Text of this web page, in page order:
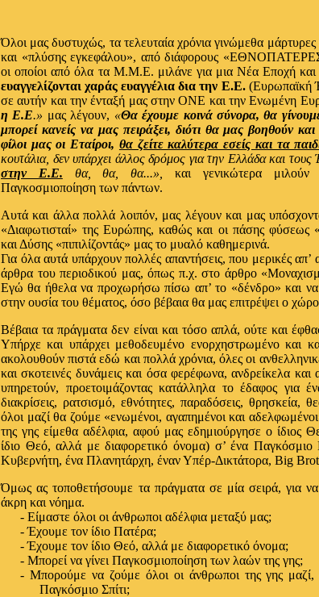
Όλοι μας δυστυχώς, τα τελευταία χρόνια γινώμεθα
και «πλύσης εγκεφάλου», από διάφορους
οι οποίοι από όλα τα Μ.Μ.Ε. μιλάνε για μια Νέα Εποχή
ευαγγελίζονται χαράς ευαγγέλια δια την Ε.Ε.(Ευρωπαϊκή
σε αυτήν και την ένταξή μας στην ΟΝΕ και την Ενωμένη
η Ε.Ε.» μας λέγουν, «Θα έχουμε κοινά σύνορα, θα
μπορεί κανείς να μας πειράξει, διότι θα μας βοηθούν
φίλοι μας οι Εταίροι, θα ζείτε καλύτερα εσείς και τα
κουτάλια, δεν υπάρχει άλλος δρόμος για την Ελλάδα και τους
στην Ε.Ε. θα, θα, θα...»,
και γενικώτερα
Παγκοσμιοποίηση των πάντων.
Αυτά και άλλα πολλά λοιπόν, μας λέγουν και μας
«Διαφωτισταί» της Ευρώπης, καθώς και οι πάσης φύσεως
και Δύσης «πιπιλίζοντάς» μας το μυαλό καθημερινά.
Για όλα αυτά υπάρχουν πολλές απαντήσεις, που μερικές απ’
άρθρα του περιοδικού μας, όπως π.χ. στο άρθρο
Εγώ θα ήθελα να προχωρήσω πίσω απ’ το «δένδρο» και
στην ουσία του θέματος, όσο βέβαια θα μας επιτρέψει ο
Βέβαια τα πράγματα δεν είναι και τόσο απλά, ούτε και
Υπήρχε και υπάρχει μεθοδευμένο ενορχηστρωμένο και
ακολουθούν πιστά εδώ και πολλά χρόνια, όλες οι
και σκοτεινές δυνάμεις και όσα φερέφωνα, ανδρείκελα
υπηρετούν, προετοιμάζοντας κατάλληλα το έδαφος για
διακρίσεις, ρατσισμό, εθνότητες, παραδόσεις, θρησκεία,
όλοι μαζί θα ζούμε «ενωμένοι, αγαπημένοι και
της γης είμεθα αδέλφια, αφού μας εδημιούργησε ο ίδιος
ίδιο Θεό, αλλά με διαφορετικό όνομα) σ’ ένα
Κυβερνήτη, ένα Πλανητάρχη, έναν Υπέρ-Δικτάτορα, Big
Όμως ας τοποθετήσουμε τα πράγματα σε μία σειρά, για
άκρη και νόημα.
- Είμαστε όλοι οι άνθρωποι αδέλφια μεταξύ μας;
- Έχουμε τον ίδιο Πατέρα;
- Έχουμε τον ίδιο Θεό, αλλά με διαφορετικό όνομα;
- Μπορεί να γίνει Παγκοσμιοποίηση των λαών της γης;
- Μπορούμε να ζούμε όλοι οι άνθρωποι της γης
Παγκόσμιο Σπίτι;